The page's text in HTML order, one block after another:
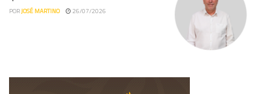
PORJOSÉ MARTINO 26/07/2026